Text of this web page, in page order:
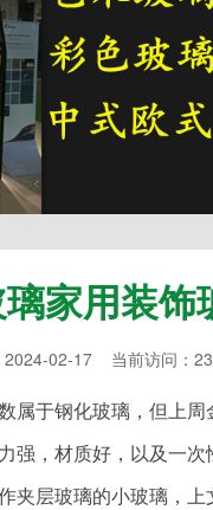
家用装饰
2024-02-17 当前访问：
属于钢化玻璃，但上
强，材质好，以及一
夹层玻璃的小玻璃，